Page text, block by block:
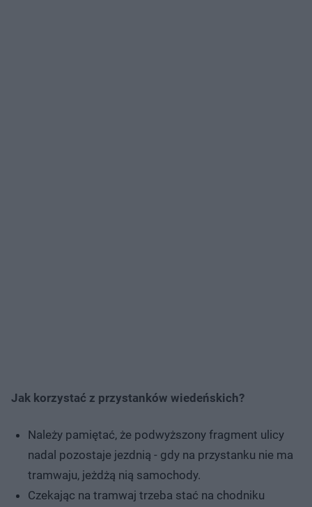
Jak korzystać z przystanków wiedeńskich?
Należy pamiętać, że podwyższony fragment ulicy
nadal pozostaje jezdnią - gdy na przystanku nie ma
tramwaju, jeżdżą nią samochody.
Czekając na tramwaj trzeba stać na chodniku